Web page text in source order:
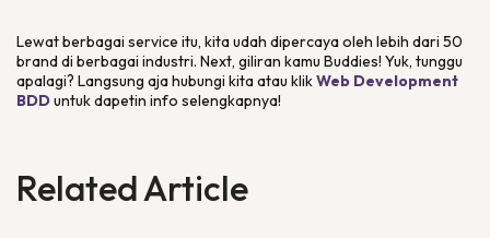
Lewat berbagai service itu, kita udah dipercaya oleh lebih dari 50
branddi berbagai industri. Next, giliran kamu Buddies! Yuk, tunggu
apalagi? Langsung aja hubungi kita atau klikWeb Development
BDDuntuk dapetin info selengkapnya!
Related Article